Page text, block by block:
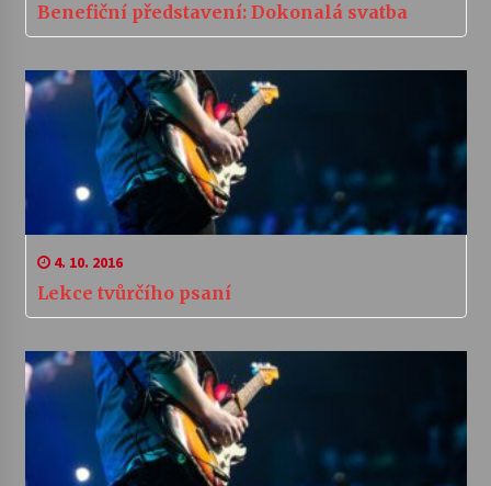
Benefiční představení: Dokonalá svatba
4. 10. 2016
Lekce tvůrčího psaní